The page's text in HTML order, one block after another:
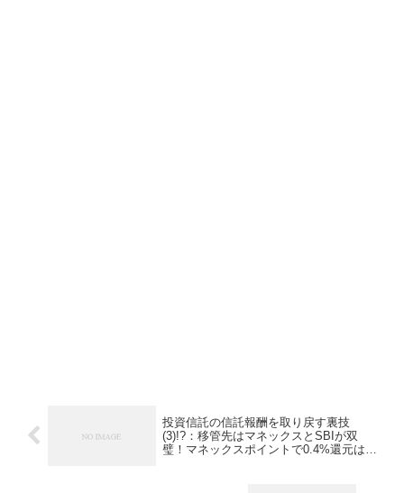
投資信託の信託報酬を取り戻す裏技
(3)!?：移管先はマネックスとSBIが双
璧！マネックスポイントで0.4%還元は不